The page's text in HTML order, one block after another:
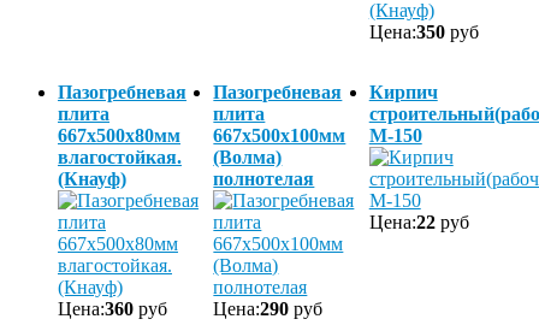
Цена:350руб
Пазогребневая
плита
667х500х80мм
влагостойкая.
(Кнауф)
Цена:360 руб
Пазогребневая
плита
667х500х100мм
(Волма)
полнотелая
Цена:290 руб
Кирпич
М-150
Цена:22руб